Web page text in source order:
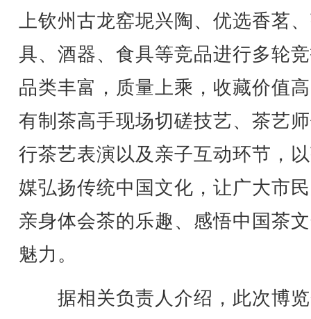
上钦州古龙窑坭兴陶、优选香茗
具、酒器、食具等竞品进行多轮
品类丰富，质量上乘，收藏价值
有制茶高手现场切磋技艺、茶艺
行茶艺表演以及亲子互动环节，
媒弘扬传统中国文化，让广大市
亲身体会茶的乐趣、感悟中国茶
魅力。
据相关负责人介绍，此次博